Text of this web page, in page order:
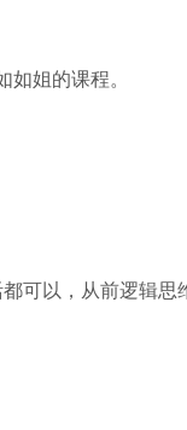
姐的课程。
可以，从前逻辑